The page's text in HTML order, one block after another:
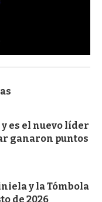
es el nuevo líder
ganaron puntos
y la Tómbola
de 2026